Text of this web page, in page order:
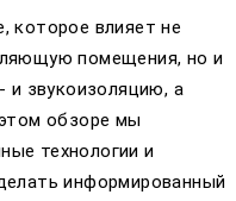
которое влияет не
помещения, но и
и звукоизоляцию, а
обзоре мы
технологии и
информированный